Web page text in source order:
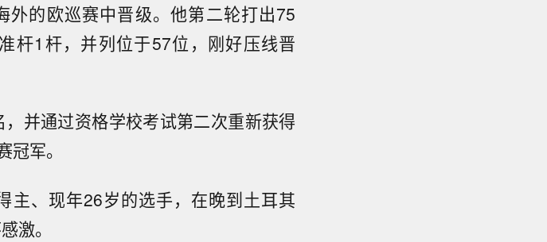
的欧巡赛中晋级。他第二轮打出75
杆1杆，并列位于57位，刚好压线晋
并通过资格学校考试第二次重新获得
冠军。
主、现年26岁的选手，在晚到土耳其
激。